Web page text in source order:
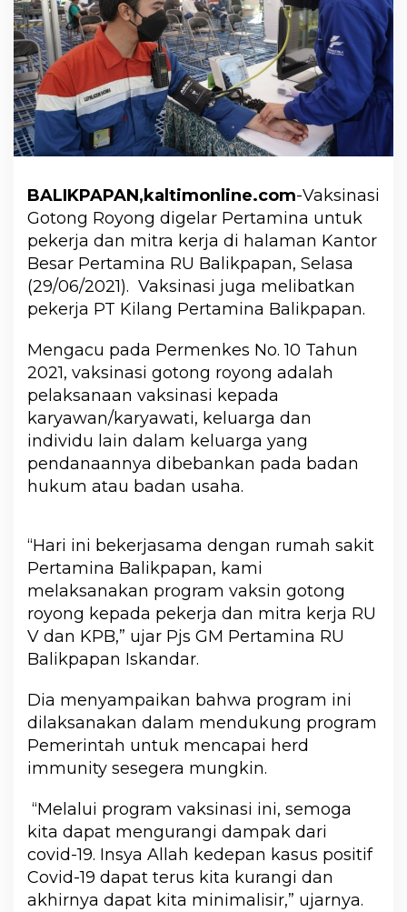
BALIKPAPAN,kaltimonline.com-Vaksinasi
Gotong Royong digelar Pertamina untuk
pekerja dan mitra kerja di halaman Kantor
Besar Pertamina RU Balikpapan, Selasa
(29/06/2021). Vaksinasi juga melibatkan
pekerja PT Kilang Pertamina Balikpapan.
Mengacu pada Permenkes No. 10 Tahun
2021, vaksinasi gotong royong adalah
pelaksanaan vaksinasi kepada
karyawan/karyawati, keluarga dan
individu lain dalam keluarga yang
pendanaannya dibebankan pada badan
hukum atau badan usaha.
“Hari ini bekerjasama dengan rumah sakit
Pertamina Balikpapan, kami
melaksanakan program vaksin gotong
royong kepada pekerja dan mitra kerja RU
V dan KPB,” ujar Pjs GM Pertamina RU
Balikpapan Iskandar.
Dia menyampaikan bahwa program ini
dilaksanakan dalam mendukung program
Pemerintah untuk mencapai herd
immunity sesegera mungkin.
“Melalui program vaksinasi ini, semoga
kita dapat mengurangi dampak dari
covid-19. Insya Allah kedepan kasus positif
Covid-19 dapat terus kita kurangi dan
akhirnya dapat kita minimalisir,” ujarnya.